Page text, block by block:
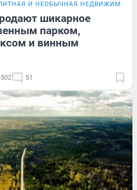
И НЕОБЫЧНАЯ
шикарное
парком,
и винным
51